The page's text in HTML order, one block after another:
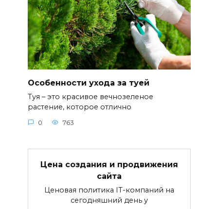
Особенности ухода за туей
Туя – это красивое вечнозеленое
растение, которое отлично
0 763
Цена создания и продвижения
сайта
Ценовая политика IT-компаний на
сегодняшний день у